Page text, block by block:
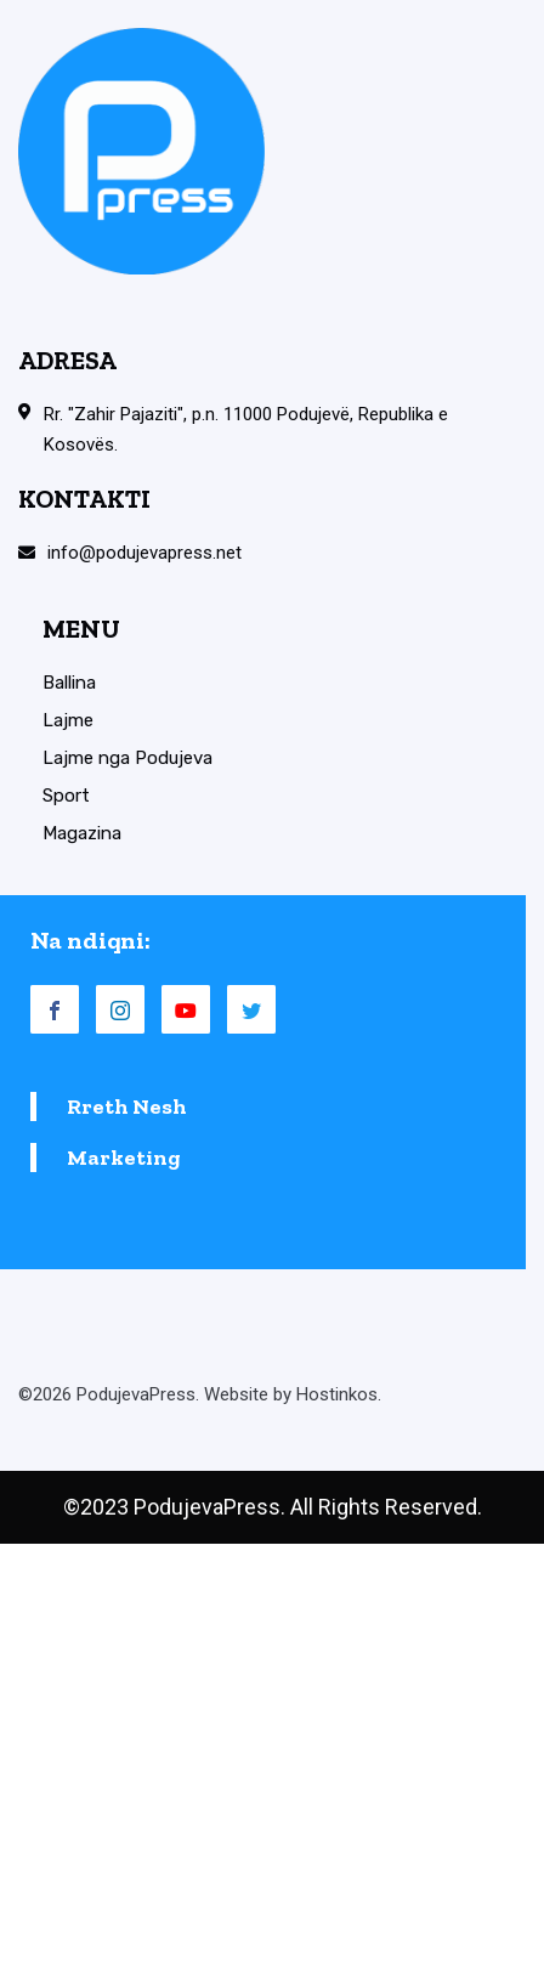
ADRESA
Rr. "Zahir Pajaziti", p.n. 11000 Podujevë, Republika e
Kosovës.
KONTAKTI
info@podujevapress.net
MENU
Ballina
Lajme
Lajme nga Podujeva
Sport
Magazina
Na ndiqni:
Rreth Nesh
Marketing
©2026 PodujevaPress. Website by Hostinkos.
©2023 PodujevaPress. All Rights Reserved.